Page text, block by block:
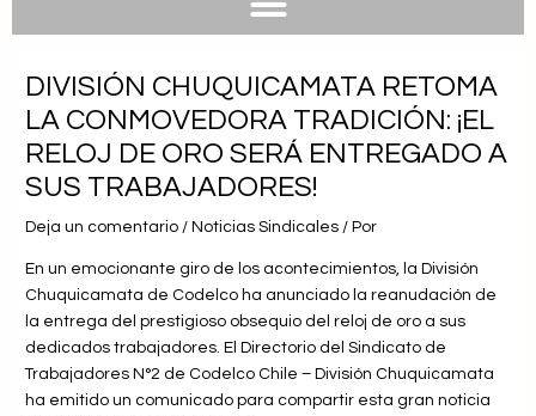
k
e
p
DIVISIÓN CHUQUICAMATA RETOMA
LA CONMOVEDORA TRADICIÓN: ¡EL
RELOJ DE ORO SERÁ ENTREGADO A
SUS TRABAJADORES!
Deja un comentario / Noticias Sindicales / Por
En un emocionante giro de los acontecimientos, la División
Chuquicamata de Codelco ha anunciado la reanudación de
la entrega del prestigioso obsequio del reloj de oro a sus
dedicados trabajadores. El Directorio del Sindicato de
Trabajadores N°2 de Codelco Chile – División Chuquicamata
ha emitido un comunicado para compartir esta gran noticia